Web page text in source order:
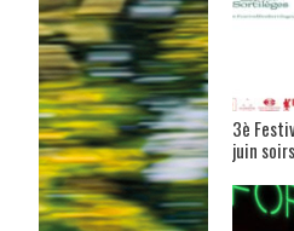
3è
juin